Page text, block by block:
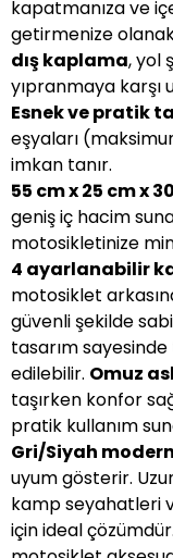
kapatmanıza ve
getirmenize
dış kaplama, yol
yıpranmaya karşı
Esnek ve pratik
eşyaları
imkan tanır.
55 cm x 25 cm x
geniş iç hacim
motosikletinize
4 ayarlanabilir
motosiklet
güvenli şekilde
tasarım
edilebilir. Omuz
taşırken konfor
pratik kullanım
Gri/Siyah
uyum gösterir.
kamp seyahatleri
için ideal